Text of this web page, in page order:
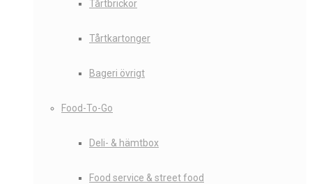
Tårtbrickor
Tårtkartonger
Bageri övrigt
Food-To-Go
Deli- & hämtbox
Food service & street food